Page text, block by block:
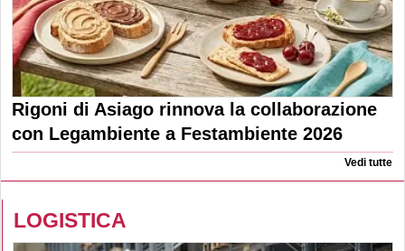
Rigoni di Asiago rinnova la collaborazione
con Legambiente a Festambiente 2026
Vedi tutte
LOGISTICA